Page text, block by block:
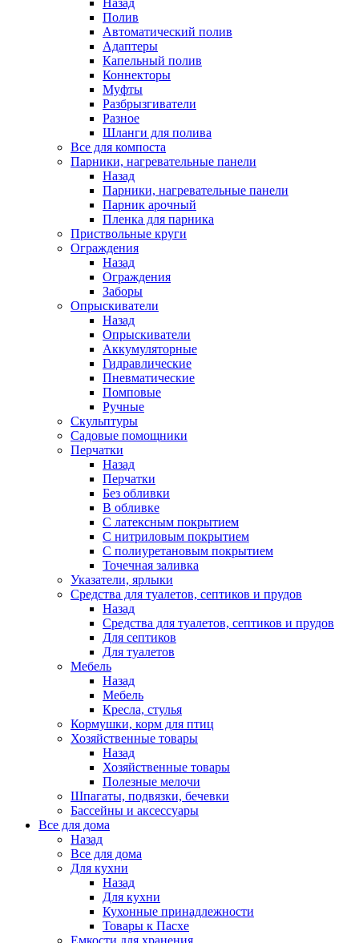
Назад
Полив
Автоматический полив
Адаптеры
Капельный полив
Коннекторы
Муфты
Разбрызгиватели
Разное
Шланги для полива
Все для компоста
Парники, нагревательные панели
Назад
Парники, нагревательные панели
Парник арочный
Пленка для парника
Приствольные круги
Ограждения
Назад
Ограждения
Заборы
Опрыскиватели
Назад
Опрыскиватели
Аккумуляторные
Гидравлические
Пневматические
Помповые
Ручные
Скульптуры
Садовые помощники
Перчатки
Назад
Перчатки
Без обливки
В обливке
С латексным покрытием
С нитриловым покрытием
С полиуретановым покрытием
Точечная заливка
Указатели, ярлыки
Средства для туалетов, септиков и прудов
Назад
Средства для туалетов, септиков и прудов
Для септиков
Для туалетов
Мебель
Назад
Мебель
Кресла, стулья
Кормушки, корм для птиц
Хозяйственные товары
Назад
Хозяйственные товары
Полезные мелочи
Шпагаты, подвязки, бечевки
Бассейны и аксессуары
Все для дома
Назад
Все для дома
Для кухни
Назад
Для кухни
Кухонные принадлежности
Товары к Пасхе
Емкости для хранения